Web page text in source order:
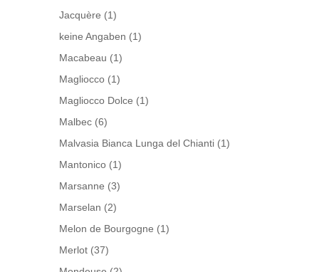
Jacquère (1)
keine Angaben (1)
Macabeau (1)
Magliocco (1)
Magliocco Dolce (1)
Malbec (6)
Malvasia Bianca Lunga del Chianti (1)
Mantonico (1)
Marsanne (3)
Marselan (2)
Melon de Bourgogne (1)
Merlot (37)